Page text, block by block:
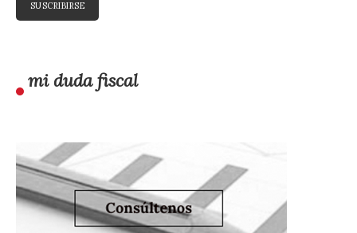
mi duda fiscal